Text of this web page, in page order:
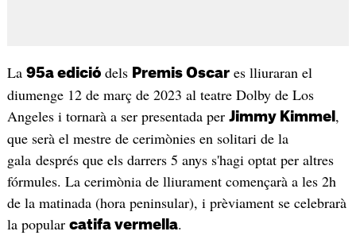
La 95a edició dels Premis Oscares lliuraran el
diumenge 12 de març de 2023 al teatre Dolby de Los
Angeles i tornarà a ser presentada per Jimmy Kimmel ,
que serà el mestre de cerimònies en solitari de la
gala després que els darrers 5 anys s'hagi optat per altres
fórmules. La cerimònia de lliurament començarà a les 2h
de la matinada (hora peninsular), i prèviament se celebrarà
la popular catifa vermella.